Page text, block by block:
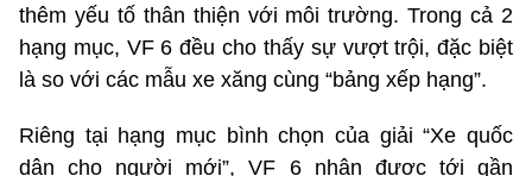
thêm yếu tố thân thiện với môi trường. Trong cả 2
hạng mục, VF 6 đều cho thấy sự vượt trội, đặc biệt
là so với các mẫu xe xăng cùng “bảng xếp hạng”.
Riêng tại hạng mục bình chọn của giải “Xe quốc
dân cho người mới”, VF 6 nhận được tới gần